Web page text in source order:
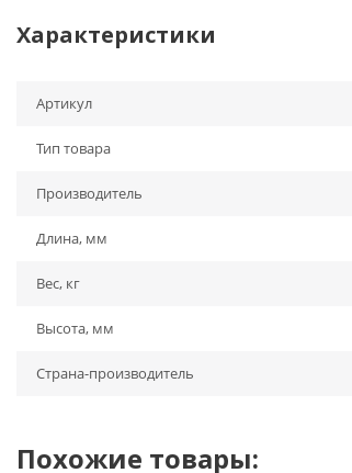
Характеристики
Артикул
Тип товара
Производитель
Длина, мм
Вес, кг
Высота, мм
Страна-производитель
Похожие товары: